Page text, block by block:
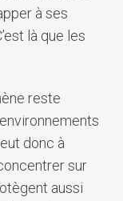
à ses
là que les
reste
donc à
sur
aussi